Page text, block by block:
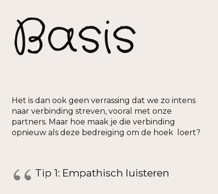
Basis
Het is dan ook geen verrassing dat we zo intens
naar verbinding streven, vooral met onze
partners. Maar hoe maak je die verbinding
opnieuw als deze bedreiging om de hoek loert?
Tip 1: Empathisch luisteren